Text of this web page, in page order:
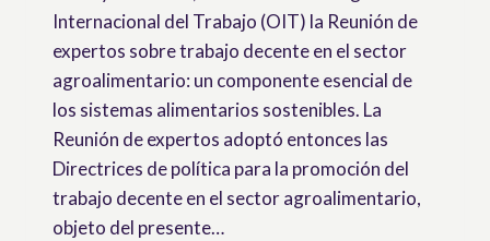
Internacional del Trabajo (OIT) la Reunión de
expertos sobre trabajo decente en el sector
agroalimentario: un componente esencial de
los sistemas alimentarios sostenibles. La
Reunión de expertos adoptó entonces las
Directrices de política para la promoción del
trabajo decente en el sector agroalimentario,
objeto del presente…